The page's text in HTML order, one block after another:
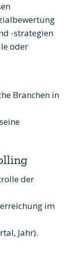
-strategien
oder
Branchen in
der
im
Jahr).